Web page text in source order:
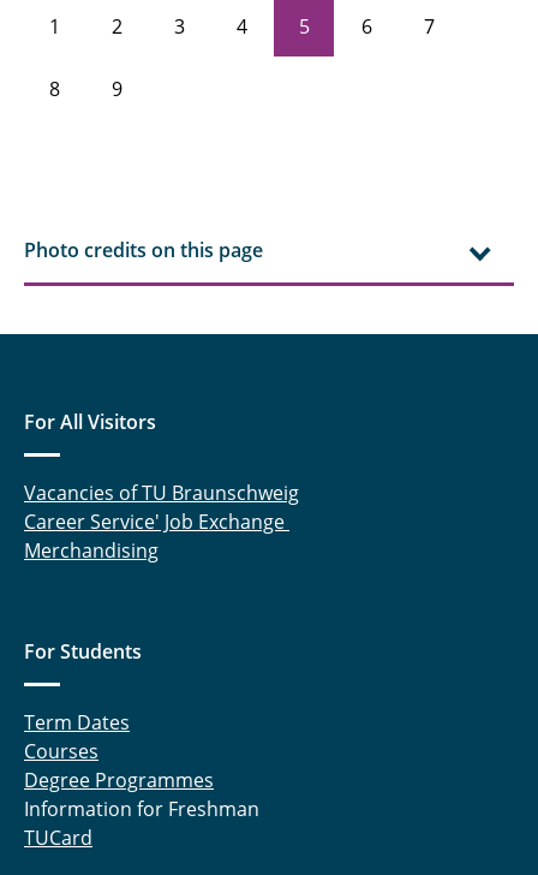
1 2 3 4 5 6 7
8 9
Photo credits on this page
For All Visitors
Vacancies of TU Braunschweig
Career Service' Job Exchange
Merchandising
For Students
Term Dates
Courses
Degree Programmes
Information for Freshman
TUCard